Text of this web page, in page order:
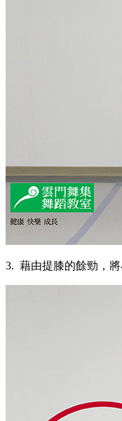
3. 藉由提膝的餘勁，將